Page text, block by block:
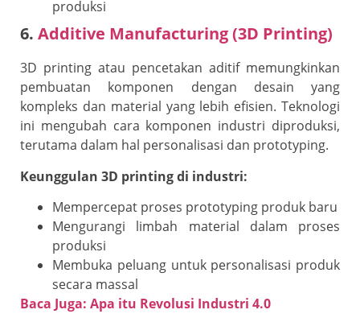
produksi
6. Additive Manufacturing (3D Printing)
3D printing atau pencetakan aditif memungkinkan
pembuatan komponen dengan desain yang
kompleks dan material yang lebih efisien. Teknologi
ini mengubah cara komponen industri diproduksi,
terutama dalam hal personalisasi dan prototyping.
Keunggulan 3D printing di industri:
Mempercepat proses prototyping produk baru
Mengurangi limbah material dalam proses
produksi
Membuka peluang untuk personalisasi produk
secara massal
Baca Juga: Apa itu Revolusi Industri 4.0